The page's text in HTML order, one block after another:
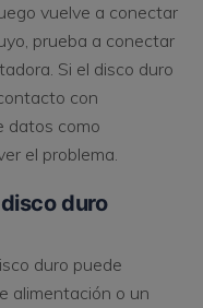
vuelve a conectar
prueba a conectar
Si el disco duro
con
datos como
el problema.
duro
duro puede
alimentación o un